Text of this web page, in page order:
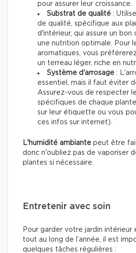
pour assurer leur croissance.
Substrat de qualité :
de qualité, spécifique aux
d'intérieur, qui assure un bon
une nutrition optimale. Pour
aromatiques, vous
un terreau léger, riche en
Système d'arrosage :
essentiel, mais il faut éviter
Assurez-vous de respecter
spécifiques de chaque
sur leur étiquette ou vous
ces infos sur internet).
L'humidité ambiante peut être
donc n'oubliez pas de vaporiser
plantes si nécessaire.
Entretenir avec soin
Pour garder votre jardin intérieur
tout au long de l’année, il est
quelques tâches régulières :